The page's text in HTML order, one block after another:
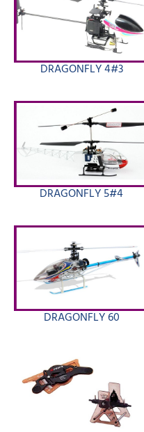
DRAGONFLY 4#3
DRAGONFLY 5#4
DRAGONFLY 60